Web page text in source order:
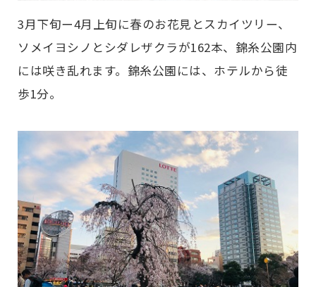
3月下旬ー4月上旬に春のお花見とスカイツリー、
ソメイヨシノとシダレザクラが162本、錦糸公園内
には咲き乱れます。錦糸公園には、ホテルから徒
歩1分。